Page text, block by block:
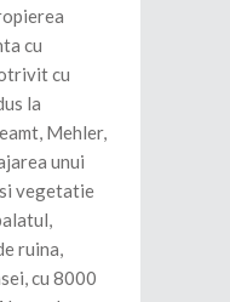
cu
cu
la
Mehler,
unui
vegetatie
ruina,
cu 8000